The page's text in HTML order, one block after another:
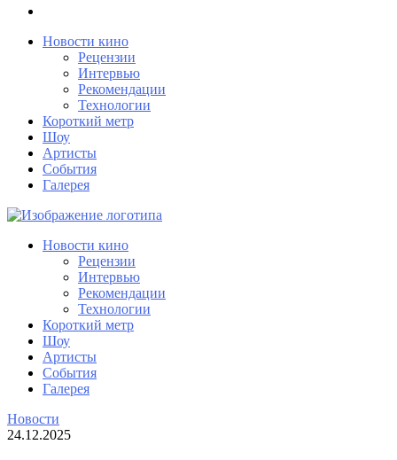
Новости кино
Рецензии
Интервью
Рекомендации
Технологии
Короткий метр
Шоу
Артисты
События
Галерея
Новости кино
Рецензии
Интервью
Рекомендации
Технологии
Короткий метр
Шоу
Артисты
События
Галерея
Новости
24.12.2025